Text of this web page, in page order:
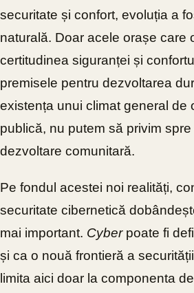
securitate și confort, evoluția a
naturală. Doar acele orașe care
certitudinea siguranței și
premisele pentru dezvoltarea
existența unui climat general de
publică, nu putem să privim
dezvoltare comunitară.
Pe fondul acestei noi realități,
securitate cibernetică
mai important. Cyberpoate fi
și ca o nouă frontieră a
limita aici doar la componenta